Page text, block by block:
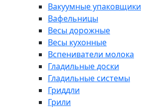
Вакуумные упаковщики
Вафельницы
Весы дорожные
Весы кухонные
Вспениватели молока
Гладильные доски
Гладильные системы
Гриддли
Грили